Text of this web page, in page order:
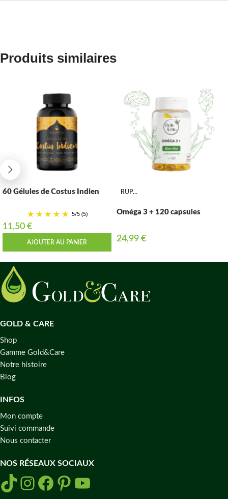
Produits similaires
60 Gélules de Costus Indien
5/5 (5)
11,50 €
AJOUTER AU PANIER
RUPTURE
Oméga 3 + 120 capsules
24,99 €
GOLD & CARE
Shop
Gamme Gold&Care
Notre histoire
Blog
INFOS
Mon compte
Suivi commande
Nous contacter
NOS RÉSEAUX SOCIAUX